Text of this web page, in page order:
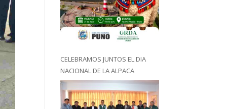
CELEBRAMOS JUNTOS EL DIA
NACIONAL DE LA ALPACA